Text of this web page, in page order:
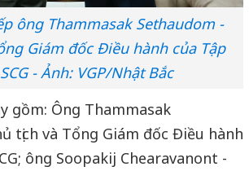
ông Thammasak Sethaudom -
Giám đốc Điều hành của Tập
- Ảnh: VGP/Nhật Bắc
gồm: Ông Thammasak
tịch và Tổng Giám đốc Điều hành
ông Soopakij Chearavanont -